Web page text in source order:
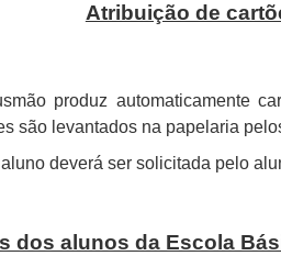
Atribuição de
produz automaticamente
são levantados na papelaria
deverá ser solicitada pelo
dos alunos da Escola